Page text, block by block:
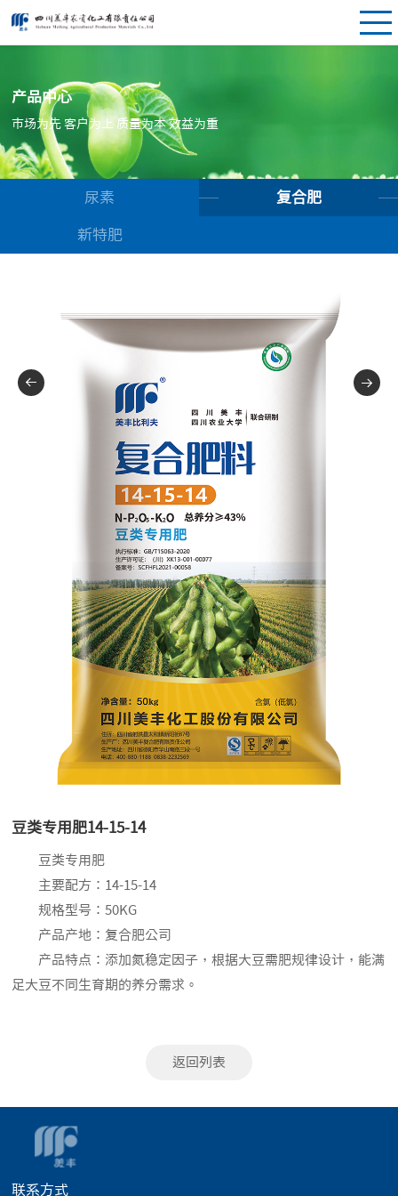
产品中心
市场为先 客户为上 质量为本 效益为重
尿素 复合肥
新特肥

豆类专用肥14-15-14
豆类专用肥
主要配方：14-15-14
规格型号：50KG
产品产地：复合肥公司
产品特点：添加氮稳定因子，根据大豆需肥规律设计，能满
足大豆不同生育期的养分需求。

返回列表
联系方式